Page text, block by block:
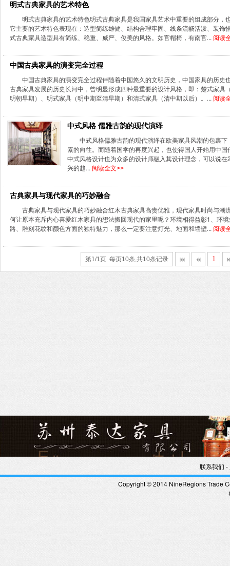
明式古典家具的艺术特色
明式古典家具的艺术特色明式古典家具是我国家具艺术中重要的组成部分，
它主要的艺术特色表现在：造型简练雄健、结构合理牢固、线条流畅活泼、装饰
式古典家具造型具有简练、稳重、威严、俊美的风格。如官帽椅，有南官... 阅读
中国古典家具的演变完全过程
中国古典家具的演变完全过程伴随着中国悠久的文明历史，中国家具的历史
古典家具发展的历史长河中，曾明显形成四种最重要的设计风格，即：楚式家具
明朝早期）、明式家具（明中期至清早期）和清式家具（清中期以后）。... 阅读
中式风格 儒雅古韵的现代演绎
中式风格儒雅古韵的现代演绎在欧美家具风潮的包裹
素的向往。而随着国学的再度兴起，也使得国人开始用中
中式风格设计也为众多的设计师融入其设计理念，可以说
兴的趋... 阅读全文>>
古典家具与现代家具的巧妙融合
古典家具与现代家具的巧妙融合红木古典家具高贵优雅，现代家具时尚与潮
何让原本充斥内心喜爱红木家具的想法搬回现代的家里呢？环境相得益彰1、环
路、雕刻花纹和颜色方面的独特魅力，那么一定要注意灯光、地面和墙壁... 阅读
第1/1页 每页10条,共10条记录 1
联系我们 -
Copyright © 2014 NineRegions Trade